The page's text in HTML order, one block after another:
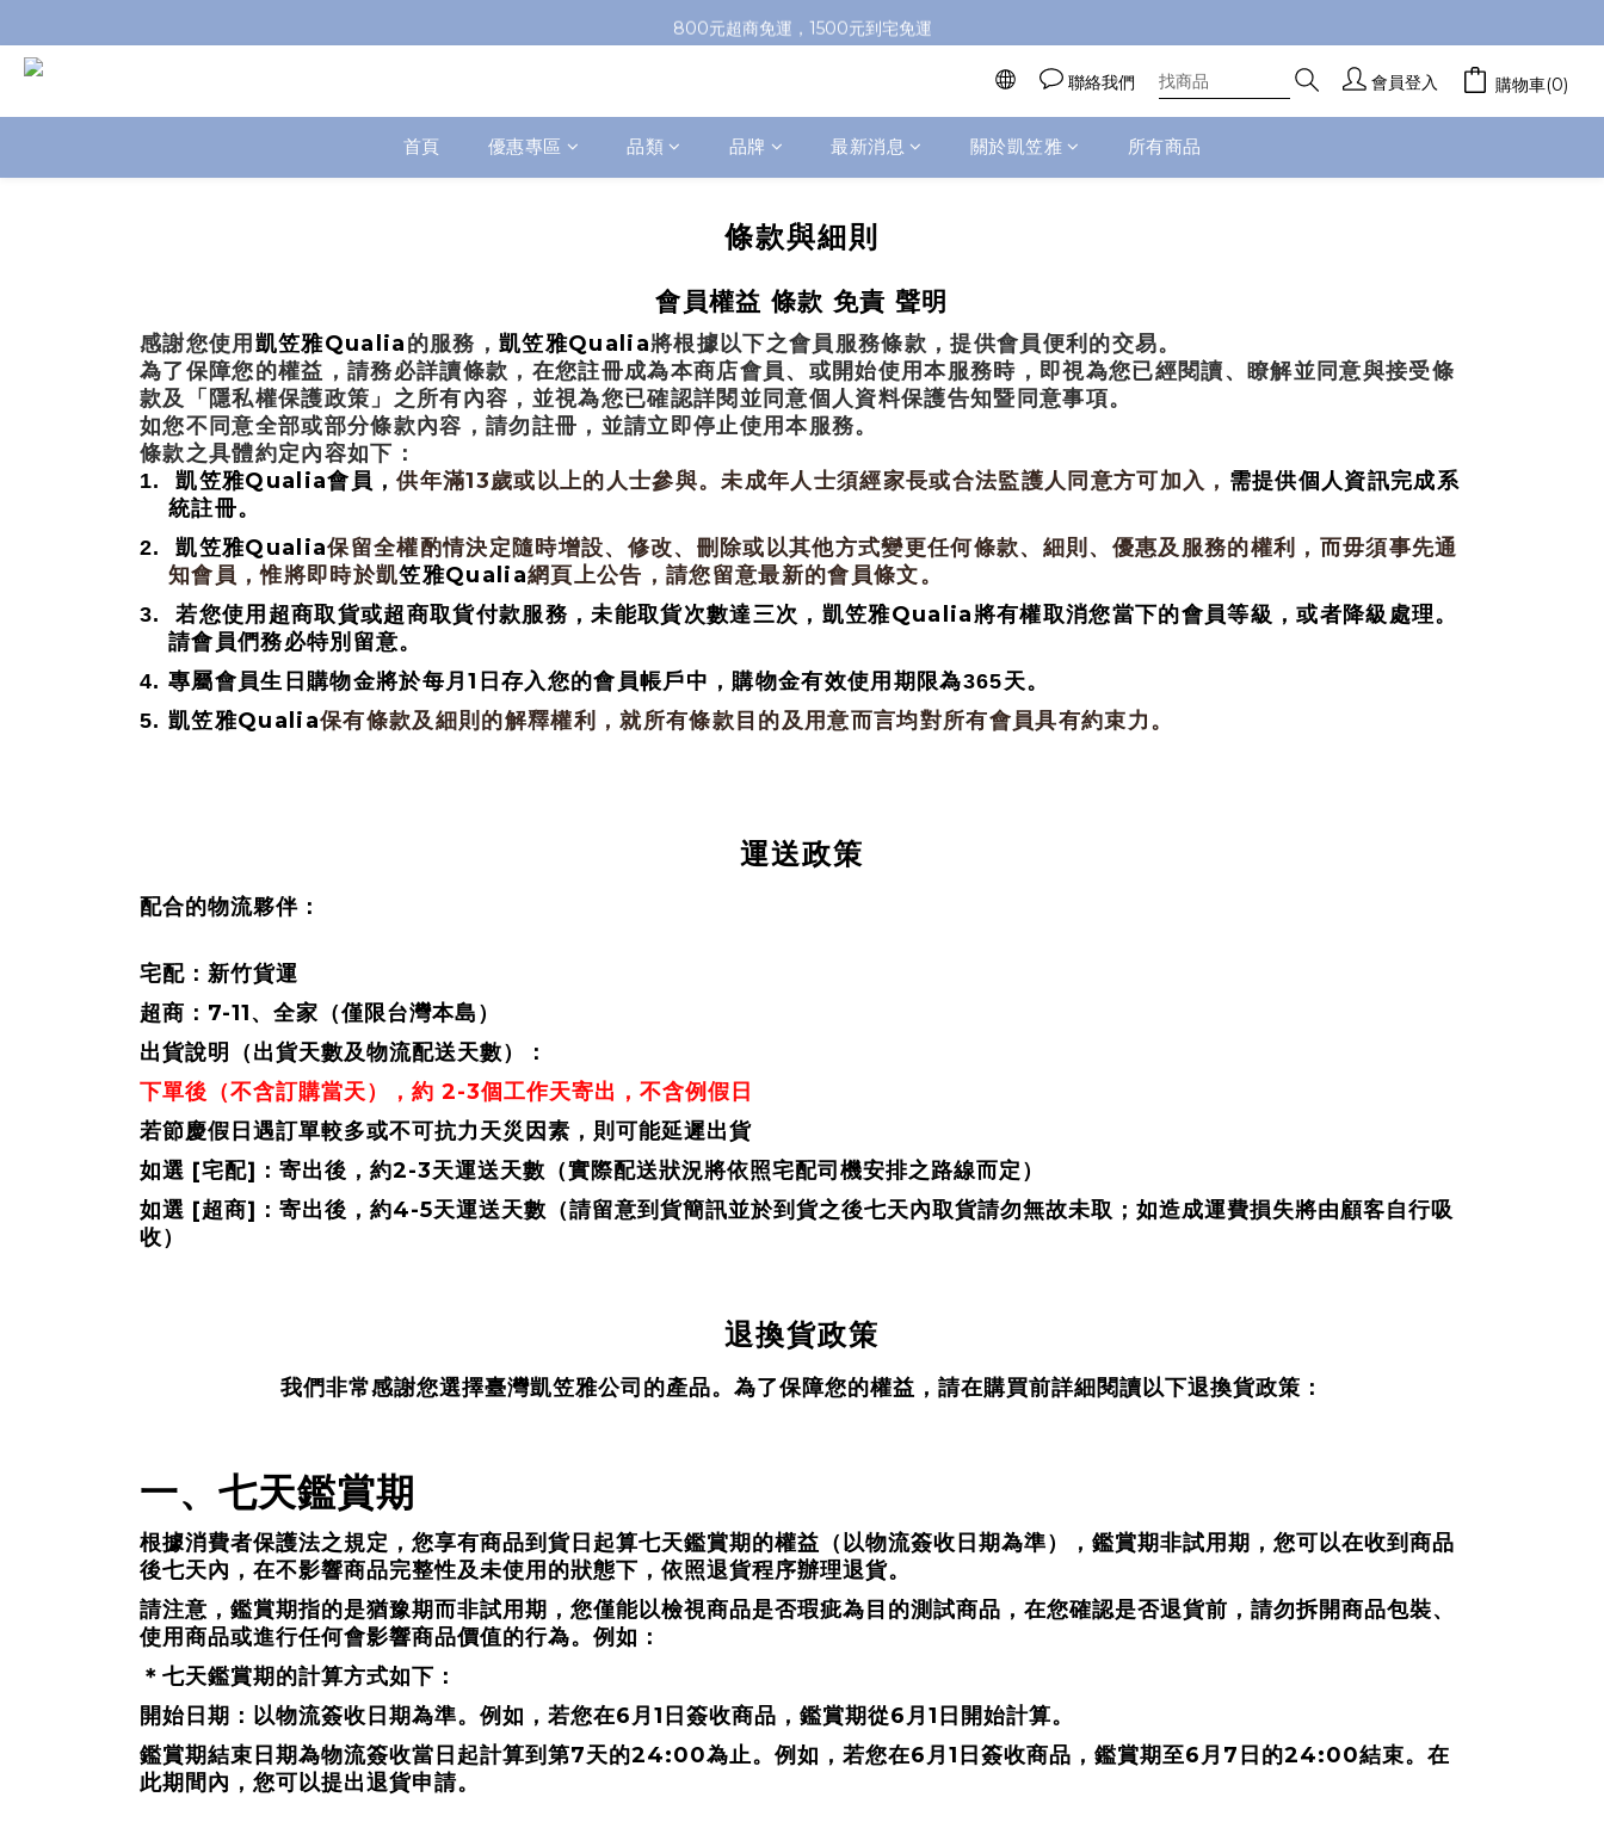
加入會員即送100元購物金，推薦好友，再送購物金
800元超商免運，1500元到宅免運
聯絡我們 會員登入 購物車(0)
首頁 優惠專區 品類 品牌 最新消息 關於凱笠雅 所有商品
條款與細則
會員權益 條款 免責 聲明
感謝您使用 凱笠雅Qualia 的服務，凱笠雅Qualia將根據以下之會員服務條款，提供會員便利的交易。
為了保障您的權益，請務必詳讀條款，在您註冊成為本商店會員、或開始使用本服務時，即視為您已經閱讀、瞭解並同意與接受條
款及「隱私權保護政策」之所有內容，並視為您已確認詳閱並同意個人資料保護告知暨同意事項。
如您不同意全部或部分條款內容，請勿註冊，並請立即停止使用本服務。
條款之具體約定內容如下：
1.
凱笠雅Qualia會員，供年滿13歲或以上的人士參與。未成年人士須經家長或合法監護人同意方可加入， 需提供個人資訊完成系
統註冊。
2.
凱笠雅Qualia保留全權酌情決定隨時增設、修改、刪除或以其他方式變更任何條款、細則、優惠及服務的權利，而毋須事先通
知會員，惟將即時於凱笠雅Qualia網頁上公告，請您留意最新的會員條文。
3.
若您使用超商取貨或超商取貨付款服務，未能取貨次數達三次，凱笠雅Qualia將有權取消您當下的會員等級，或者降級處理。
請會員們務必特別留意。
4. 專屬會員生日購物金將於每月1 日存入您的會員帳戶中，購物金有效使用期限為365天。
5. 凱笠雅Qualia保有條款及細則的解釋權利，就所有條款目的及用意而言均對所有會員具有約束力。
運送政策
配合的物流夥伴：
宅配：新竹貨運
超商： 7-11、全家（僅限台灣本島）
出貨說明（出貨天數及物流配送天數）：
下單後（不含訂購當天），約 2-3個工作天寄出，不含例假日
若節慶假日遇訂單較多或不可抗力天災因素，則可能延遲出貨
如選 [宅配] ：寄出後，約2-3天運送天數（實際配送狀況將依照宅配司機安排之路線而定）
如選 [超商] ：寄出後，約4-5天運送天數（請留意到貨簡訊並於到貨之後七天內取貨請勿無故未取；如造成運費損失將由顧客自行吸
收）
退換貨政策
我們非常感謝您選擇臺灣凱笠雅公司的產品。為了保障您的權益，請在購買前詳細閱讀以下退換貨政策：
一、七天鑑賞期
根據消費者保護法之規定，您享有商品到貨日起算七天鑑賞期的權益（以物流簽收日期為準），鑑賞期非試用期，您可以在收到商品
後七天內，在不影響商品完整性及未使用的狀態下，依照退貨程序辦理退貨。
請注意，鑑賞期指的是猶豫期而非試用期，您僅能以檢視商品是否瑕疵為目的測試商品，在您確認是否退貨前，請勿拆開商品包裝、
使用商品或進行任何會影響商品價值的行為。例如：
＊七天鑑賞期的計算方式如下：
開始日期：以物流簽收日期為準。例如，若您在6 月 1 日簽收商品，鑑賞期從6 月 1 日開始計算。
鑑賞期結束日期為物流簽收當日起計算到第7天的24:00為止。例如，若您在6 月 1 日簽收商品，鑑賞期至6 月 7 日的24:00結束。在
此期間內，您可以提出退貨申請。